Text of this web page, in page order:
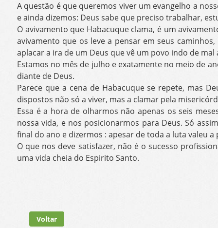
A questão é que queremos viver um evangelho a
e ainda dizemos: Deus sabe que preciso trabalhar,
O avivamento que Habacuque clama, é um
avivamento que os leve a pensar em seus
aplacar a ira de um Deus que vê um povo indo de
Estamos no mês de julho e exatamente no meio de
diante de Deus.
Parece que a cena de Habacuque se repete, mas
dispostos não só a viver, mas a clamar pela
Essa é a hora de olharmos não apenas os seis
nossa vida, e nos posicionarmos para Deus. Só
final do ano e dizermos : apesar de toda a luta valeu a
O que nos deve satisfazer, não é o sucesso
uma vida cheia do Espirito Santo.
Voltar